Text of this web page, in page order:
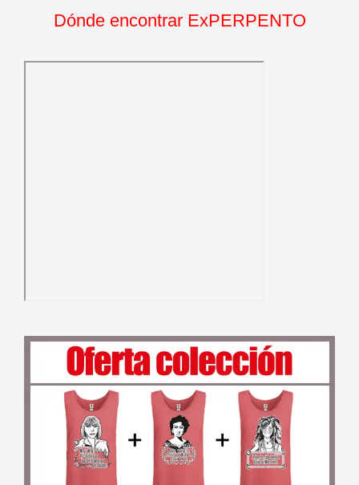
Dónde encontrar ExPERPENTO